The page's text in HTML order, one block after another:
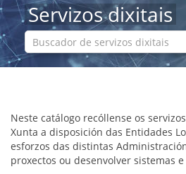
Servizos dixitais
Neste catálogo recóllense os
Xunta a disposición das Entidades
esforzos das distintas
proxectos ou desenvolver sistemas